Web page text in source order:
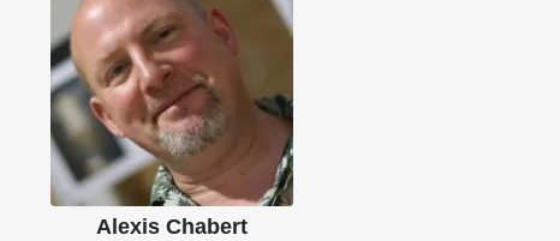
Alexis Chabert